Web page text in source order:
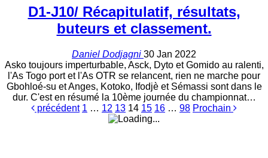
D1-J10/ Récapitulatif, résultats,
buteurs et classement.
Daniel Dodjagni 30 Jan 2022
Asko toujours imperturbable, Asck, Dyto et Gomido au ralenti,
l'As Togo port et l'As OTR se relancent, rien ne marche pour
Gbohloé-su et Anges, Kotoko, Ifodjè et Sémassi sont dans le
dur. C'est en résumé la 10ème journée du championnat…
précédent 1 … 12 13 14 15 16 … 98 Prochain